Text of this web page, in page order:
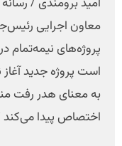
معاون اجرایی
پروژه‌های نیمه‌تمام
است پروژه جدید
به معنای هدر رفت
اختصاص پیدا